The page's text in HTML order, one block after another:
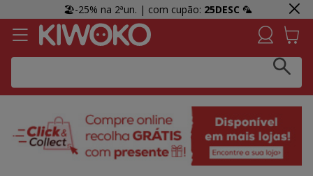
🏖️-25% na 2ªun. | com cupão: 25DESC 🦜
Click & Collect:Recolha GRÁTIS em loja e receba uma
prenda 👀 Agora em mais lojas!